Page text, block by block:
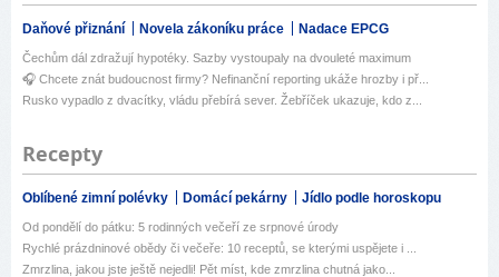
Daňové přiznání Novela zákoníku práce Nadace EPCG
Čechům dál zdražují hypotéky. Sazby vystoupaly na dvouleté maximum
🎧 Chcete znát budoucnost firmy? Nefinanční reporting ukáže hrozby i př...
Rusko vypadlo z dvacítky, vládu přebírá sever. Žebříček ukazuje, kdo z...
Recepty
Oblíbené zimní polévky Domácí pekárny Jídlo podle horoskopu
Od pondělí do pátku: 5 rodinných večeří ze srpnové úrody
Rychlé prázdninové obědy či večeře: 10 receptů, se kterými uspějete i ...
Zmrzlina, jakou jste ještě nejedli! Pět míst, kde zmrzlina chutná jako...